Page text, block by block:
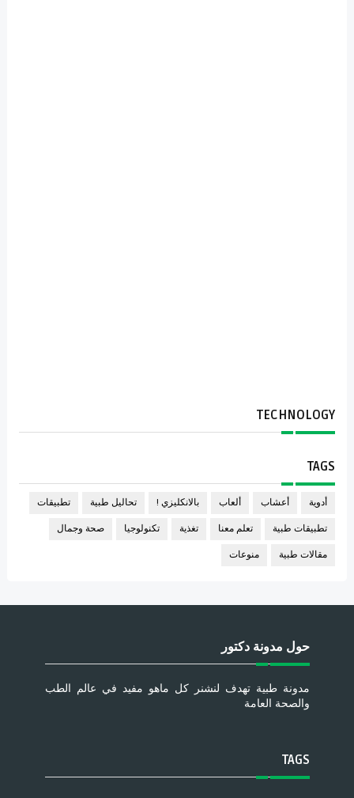
TECHNOLOGY
TAGS
أدوية أعشاب ألعاب بالانكليزي ! تحاليل طبية تطبيقات
تطبيقات طبية تعلم معنا تغذية تكنولوجيا صحة وجمال
مقالات طبية منوعات
حول مدونة دكتور
مدونة طبية تهدف لنشنر كل ماهو مفيد في عالم الطب
والصحة العامة
TAGS